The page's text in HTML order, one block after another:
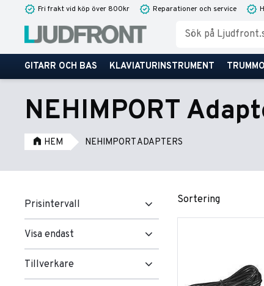
Fri frakt vid köp över 800kr Reparationer och service
GITARR OCH BAS KLAVIATURINSTRUMENT
NEHIMPORT
HEM NEHIMPORT ADAPTERS
Prisintervall
Visa endast
Finns i lager
Tillverkare
Välj sortering